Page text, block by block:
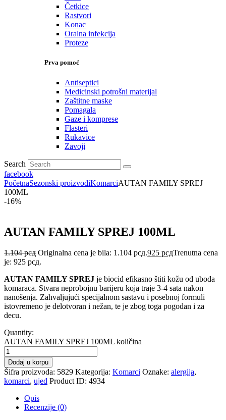
Četkice
Rastvori
Konac
Oralna infekcija
Proteze
Prva pomoć
Antiseptici
Medicinski potrošni materijal
Zaštitne maske
Pomagala
Gaze i komprese
Flasteri
Rukavice
Zavoji
Search
facebook
PočetnaSezonski proizvodiKomarciAUTAN FAMILY SPREJ
100ML
-16%
AUTAN FAMILY SPREJ 100ML
1.104рсд Originalna cena je bila: 1.104 рсд.925 рсдTrenutna cena
je: 925 рсд.
AUTAN FAMILY SPREJ je biocid efikasno štiti kožu od uboda
komaraca. Stvara neprobojnu barijeru koja traje 3-4 sata nakon
nanošenja. Zahvaljujući specijalnom sastavu i posebnoj formuli
istovremeno je delotvoran i nežan, te je zbog toga pogodan i za
decu.
Quantity:
AUTAN FAMILY SPREJ 100ML količina
Dodaj u korpu
Šifra proizvoda: 5829 Kategorija: Komarci Oznake: alergija,
komarci, ujed Product ID: 4934
Opis
Recenzije (0)